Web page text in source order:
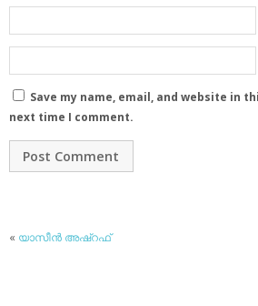
Save my name, email, and website in
next time I comment.
« യാസീന്‍ അഷ്‌റഫ്